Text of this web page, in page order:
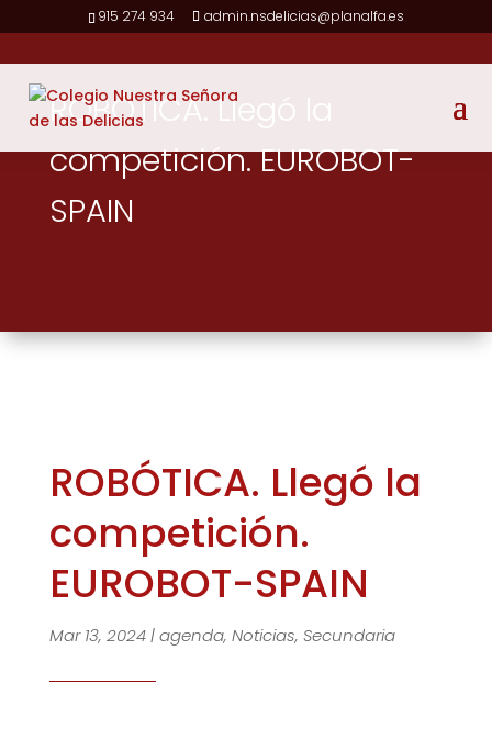
915 274 934 admin.nsdelicias@planalfa.es
ROBÓTICA. Llegó la
competición. EUROBOT-
SPAIN
ROBÓTICA. Llegó la
competición.
EUROBOT-SPAIN
Mar 13, 2024|agenda, Noticias, Secundaria